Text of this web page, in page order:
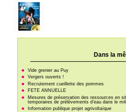
Dans la
Vide grenier au Puy
Vergers ouverts !
Recrutement cueillette des pommes
FETE ANNUELLE
Mesures de préservation des ressources en
temporaires de prélèvements d’eau dans le
Information publique projet agrivoltaïque